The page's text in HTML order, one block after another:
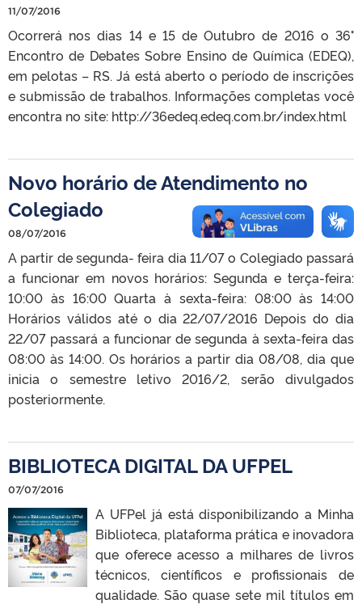
11/07/2016
Ocorrerá nos dias 14 e 15 de Outubro de 2016 o 36°
Encontro de Debates Sobre Ensino de Química (EDEQ),
em pelotas – RS. Já está aberto o período de inscrições
e submissão de trabalhos. Informações completas você
encontra no site: http://36edeq.edeq.com.br/index.html
Novo horário de Atendimento no
Colegiado
08/07/2016
A partir de segunda- feira dia 11/07 o Colegiado passará
a funcionar em novos horários: Segunda e terça-feira:
10:00 às 16:00 Quarta à sexta-feira: 08:00 às 14:00
Horários válidos até o dia 22/07/2016 Depois do dia
22/07 passará a funcionar de segunda à sexta-feira das
08:00 às 14:00. Os horários a partir dia 08/08, dia que
inicia o semestre letivo 2016/2, serão divulgados
posteriormente.
BIBLIOTECA DIGITAL DA UFPEL
07/07/2016
A UFPel já está disponibilizando a Minha
Biblioteca, plataforma prática e inovadora
que oferece acesso a milhares de livros
técnicos, científicos e profissionais de
qualidade. São quase sete mil títulos em